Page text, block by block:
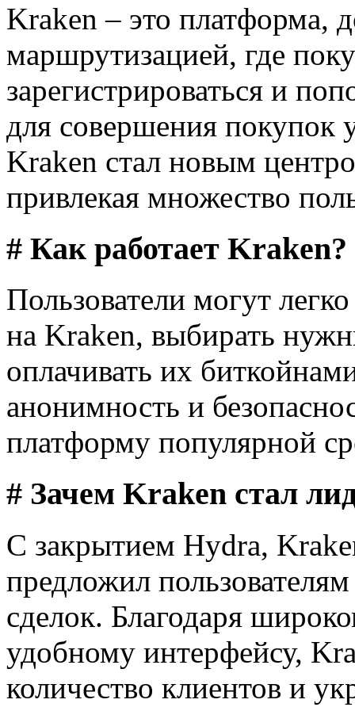
Kraken – это платформа,
маршрутизацией, где
зарегистрироваться и
для совершения покупок
Kraken стал новым
привлекая множество
# Как работает Kraken?
Пользователи могут
на Kraken, выбирать
оплачивать их
анонимность и
платформу популярной
# Зачем Kraken стал
С закрытием Hydra,
предложил
сделок. Благодаря
удобному интерфейсу,
количество клиентов и